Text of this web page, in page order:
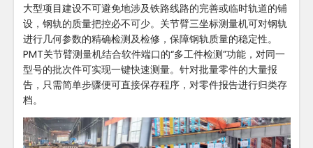
大型项目建设不可避免地涉及铁路线路的完善或临时轨道的铺
设，钢轨的质量把控必不可少。关节臂三坐标测量机可对钢轨
进行几何参数的精确检测及检修，保障钢轨质量的稳定性。
PMT关节臂测量机结合软件端口的“多工件检测”功能，对同一
型号的批次件可实现一键快速测量。针对批量零件的大量报
告，只需简单步骤便可直接保存程序，对零件报告进行归类存
档。